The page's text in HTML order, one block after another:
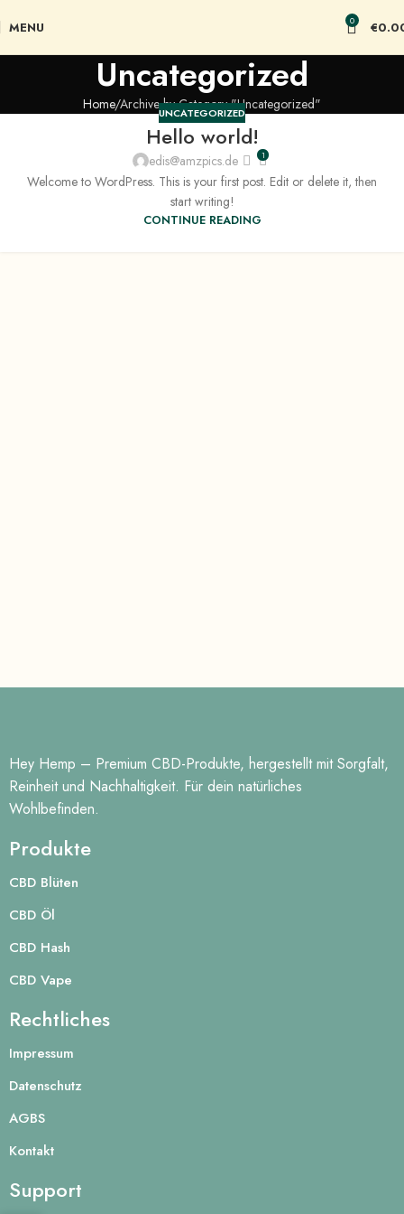
MENU 0 €
Uncategorized
Home Archive by Category "Uncategorized"
UNCATEGORIZED
Hello world!
edis@amzpics.de 1
Welcome to WordPress. This is your first post. Edit or delete it, then
start writing!
CONTINUE READING
Hey Hemp – Premium CBD-Produkte, hergestellt mit Sorgfalt,
Reinheit und Nachhaltigkeit. Für dein natürliches
Wohlbefinden.
Produkte
CBD Blüten
CBD Öl
CBD Hash
CBD Vape
Rechtliches
Impressum
Datenschutz
AGBS
Kontakt
Support